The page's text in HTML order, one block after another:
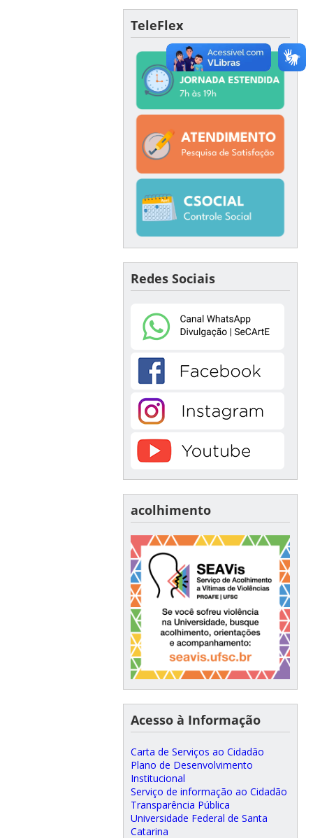
TeleFlex
Redes Sociais
acolhimento
Acesso à Informação
Carta de Serviços ao Cidadão
Plano de Desenvolvimento
Institucional
Serviço de informação ao Cidadão
Transparência Pública
Universidade Federal de Santa
Catarina